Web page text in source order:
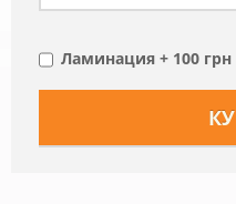
Ламинация + 100 грн